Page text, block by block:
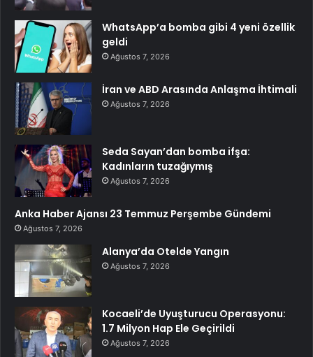
WhatsApp’a bomba gibi 4 yeni özellik
geldi
Ağustos 7, 2026
İran ve ABD Arasında Anlaşma İhtimali
Ağustos 7, 2026
Seda Sayan’dan bomba ifşa:
Kadınların tuzağıymış
Ağustos 7, 2026
Anka Haber Ajansı 23 Temmuz Perşembe Gündemi
Ağustos 7, 2026
Alanya’da Otelde Yangın
Ağustos 7, 2026
Kocaeli’de Uyuşturucu Operasyonu:
1.7 Milyon Hap Ele Geçirildi
Ağustos 7, 2026